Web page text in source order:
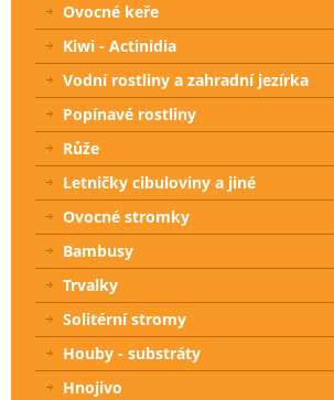
Ovocné keře
Kiwi - Actinidia
Vodní rostliny a zahradní jezírka
Popínavé rostliny
Růže
Letničky cibuloviny a jiné
Ovocné stromky
Bambusy
Trvalky
Solitérní stromy
Houby - substráty
Hnojivo